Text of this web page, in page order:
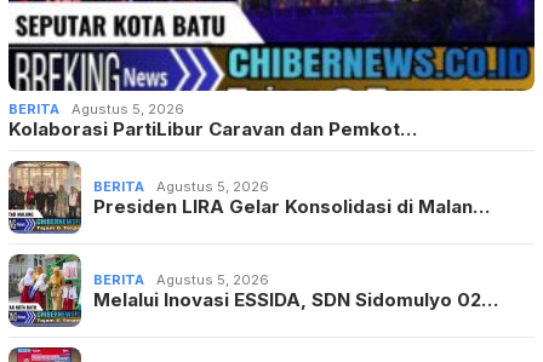
BERITA Agustus 5, 2026
Kolaborasi PartiLibur Caravan dan Pemkot…
BERITA Agustus 5, 2026
Presiden LIRA Gelar Konsolidasi di Malan…
BERITA Agustus 5, 2026
Melalui Inovasi ESSIDA, SDN Sidomulyo 02…